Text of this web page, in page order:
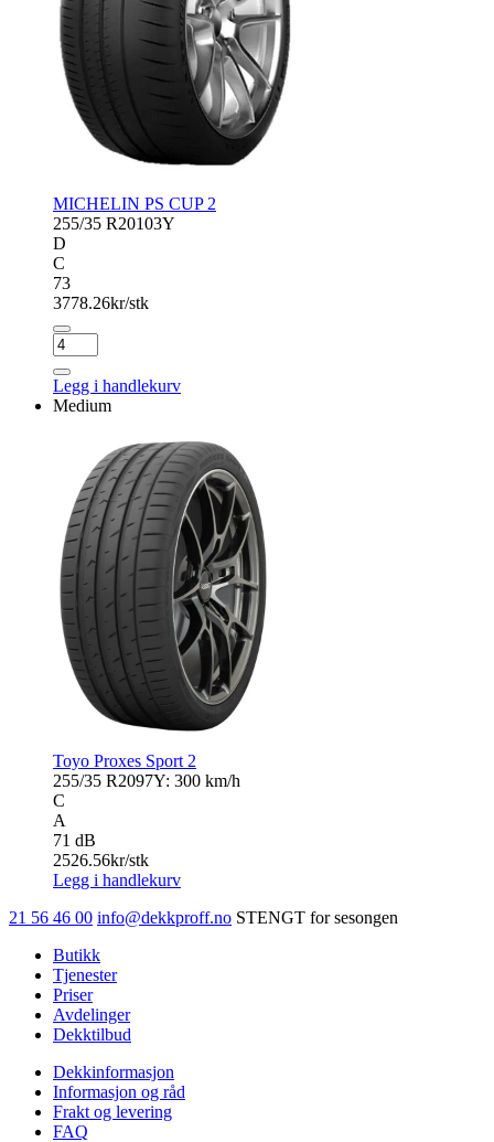
MICHELIN PS CUP 2
255/35 R20103Y
D
C
73
3778.26kr/stk
MICHELIN
PS
CUP
2
Legg i handlekurv
Medium
Toyo Proxes Sport 2
255/35 R2097Y: 300 km/h
C
A
71 dB
2526.56kr/stk
Legg i handlekurv
21 56 46 00 info@dekkproff.no STENGT for sesongen
Butikk
Tjenester
Priser
Avdelinger
Dekktilbud
Dekkinformasjon
Informasjon og råd
Frakt og levering
FAQ